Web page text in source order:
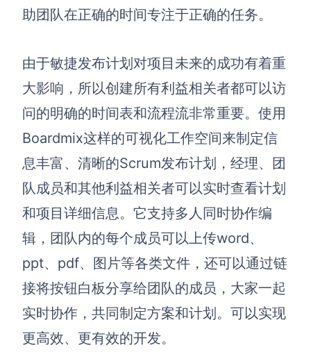
助团队在正确的时间专注于正确的任务。
由于敏捷发布计划对项目未来的成功有着重
大影响，所以创建所有利益相关者都可以访
问的明确的时间表和流程流非常重要。使用
Boardmix这样的可视化工作空间来制定信
息丰富、清晰的Scrum发布计划， 经理、团
队成员和其他利益相关者可以实时查看计划
和项目详细信息。 它支持多人同时协作编
辑，团队内的每个成员可以上传word、
ppt、pdf、图片等各类文件，还可以通过链
接将按钮白板分享给团队的成员，大家一起
实时协作，共同制定方案和计划。 可以实现
更高效、更有效的开发。